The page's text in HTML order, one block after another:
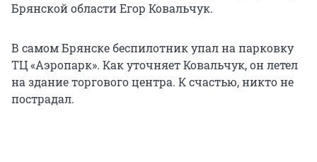
Брянской области Егор Ковальчук.
В самом Брянске беспилотник упал на парковку
ТЦ «Аэропарк». Как уточняет Ковальчук, он летел
на здание торгового центра. К счастью, никто не
пострадал.